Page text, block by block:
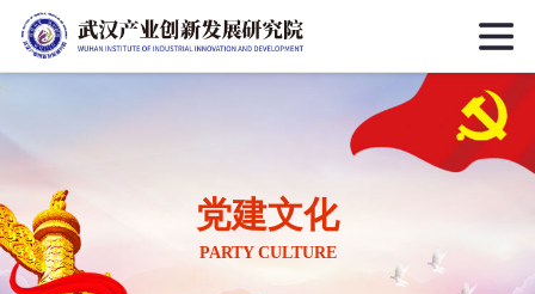
党建文化
PARTY CULTURE